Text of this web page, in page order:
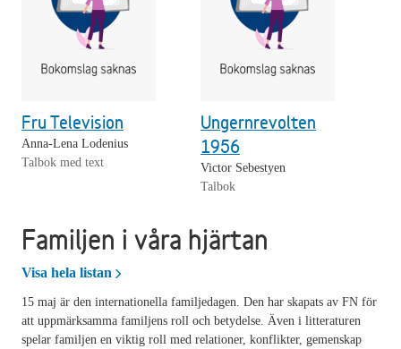
Fru Television
Anna-Lena Lodenius
Talbok med text
Ungernrevolten
1956
Victor Sebestyen
Talbok
Familjen i våra hjärtan
Visa hela listan Familjen i våra hjärtan
15 maj är den internationella familjedagen. Den har skapats av FN för
att uppmärksamma familjens roll och betydelse. Även i litteraturen
spelar familjen en viktig roll med relationer, konflikter, gemenskap